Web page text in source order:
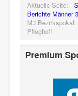
Aktuelle Seite:
Berichte Männer 3
M3
Pfleghof!
Premium